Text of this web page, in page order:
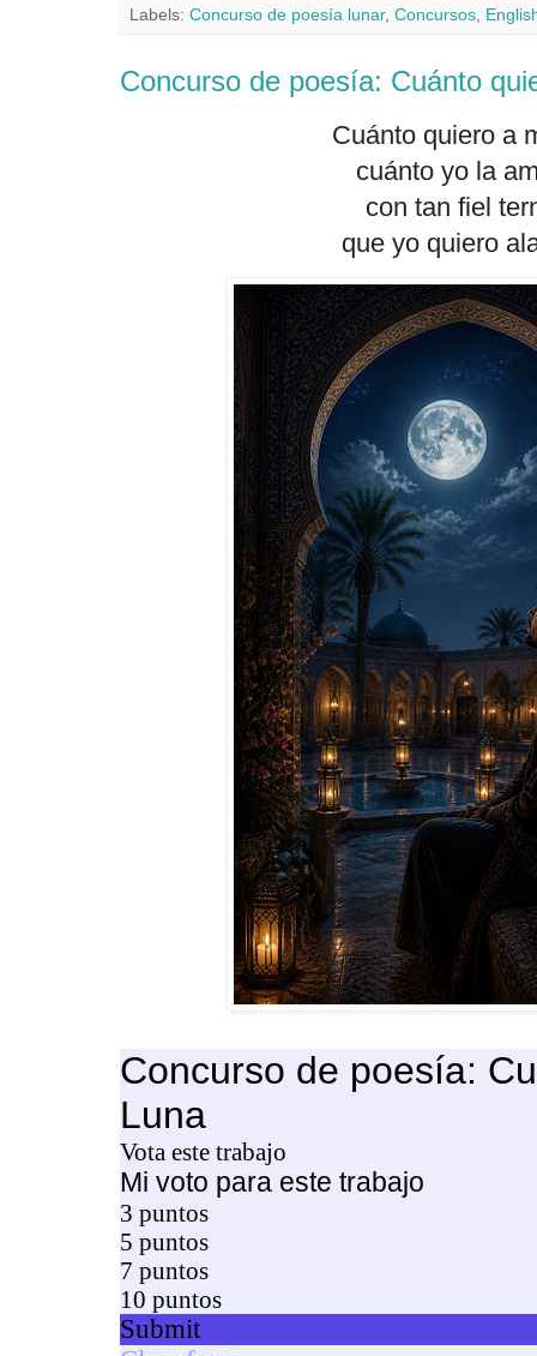
Labels: Concurso de poesía lunar, Concursos
Concurso de poesía: Cuánto
Cuánto quiero a
cuánto yo la
con tan fiel
que yo quiero